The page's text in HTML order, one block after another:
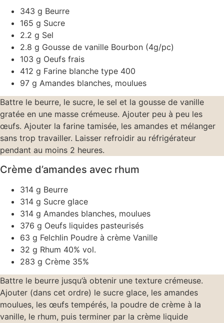
343 g Beurre
165 g Sucre
2.2 g Sel
2.8 g Gousse de vanille Bourbon (4g/pc)
103 g Oeufs frais
412 g Farine blanche type 400
97 g Amandes blanches, moulues
Battre le beurre, le sucre, le sel et la gousse de vanille
gratée en une masse crémeuse. Ajouter peu à peu les
œufs. Ajouter la farine tamisée, les amandes et mélanger
sans trop travailler. Laisser refroidir au réfrigérateur
pendant au moins 2 heures.
Crème d’amandes avec rhum
314 g Beurre
314 g Sucre glace
314 g Amandes blanches, moulues
376 g Oeufs liquides pasteurisés
63 g Felchlin Poudre à crème Vanille
32 g Rhum 40% vol.
283 g Crème 35%
Battre le beurre jusqu’à obtenir une texture crémeuse.
Ajouter (dans cet ordre) le sucre glace, les amandes
moulues, les œufs tempérés, la poudre de crème à la
vanille, le rhum, puis terminer par la crème liquide